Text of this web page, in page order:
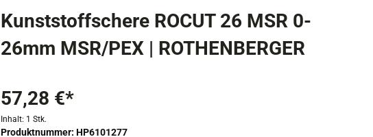
Kunststoffschere ROCUT 26 MSR 0-
26mm MSR/PEX | ROTHENBERGER
57,28 €*
Inhalt: 1 Stk.
Produktnummer: HP6101277